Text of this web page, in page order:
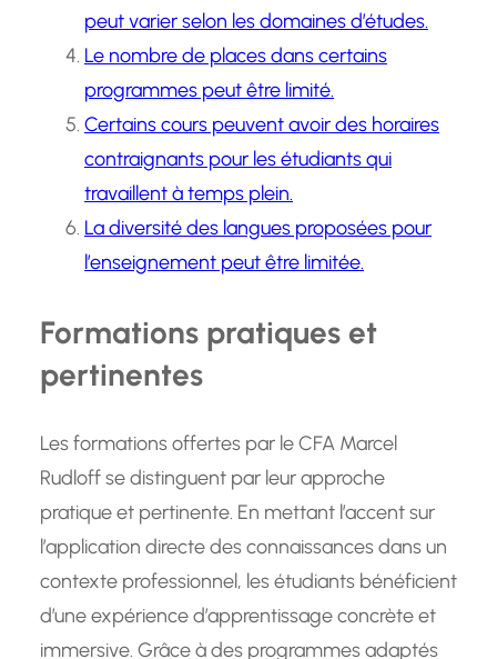
peut varier selon les domaines d’études.
Le nombre de places dans certains
programmes peut être limité.
Certains cours peuvent avoir des horaires
contraignants pour les étudiants qui
travaillent à temps plein.
La diversité des langues proposées pour
l’enseignement peut être limitée.
Formations pratiques et
pertinentes
Les formations offertes par le CFA Marcel
Rudloff se distinguent par leur approche
pratique et pertinente. En mettant l’accent sur
l’application directe des connaissances dans un
contexte professionnel, les étudiants bénéficient
d’une expérience d’apprentissage concrète et
immersive. Grâce à des programmes adaptés